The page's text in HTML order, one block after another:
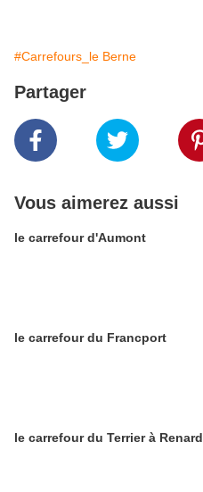
#Carrefours_le Berne
Partager
Vous aimerez aussi
le carrefour d'Aumont
le carrefour du Francport
le carrefour du Terrier à Renard